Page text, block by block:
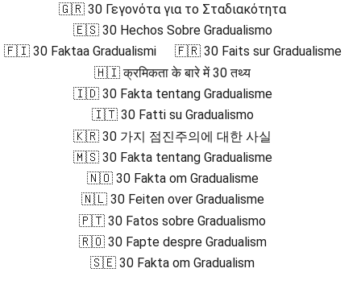
🇬🇷 30 Γεγονότα για το Σταδιακότητα
🇪🇸 30 Hechos Sobre Gradualismo
🇫🇮 30 Faktaa Gradualismi
🇫🇷 30 Faits sur Gradualisme
🇭🇮 क्रमिकता के बारे में 30 तथ्य
🇮🇩 30 Fakta tentang Gradualisme
🇮🇹 30 Fatti su Gradualismo
🇰🇷 30 가지 점진주의에 대한 사실
🇲🇸 30 Fakta tentang Gradualisme
🇳🇴 30 Fakta om Gradualisme
🇳🇱 30 Feiten over Gradualisme
🇵🇹 30 Fatos sobre Gradualismo
🇷🇴 30 Fapte despre Gradualism
🇸🇪 30 Fakta om Gradualism